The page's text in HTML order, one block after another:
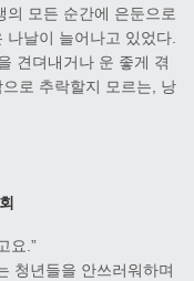
모든 순간에 은둔으로
나날이 늘어나고 있었다.
견뎌내거나 운 좋게 겪
로 추락할지 모르는, 낭
요.”
청년들을 안쓰러워하며